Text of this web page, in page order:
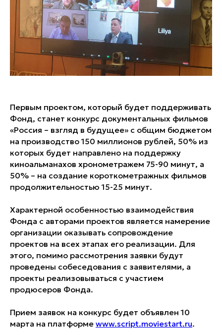
Первым проектом, который будет поддерживать
Фонд, станет конкурс документальных фильмов
«Россия – взгляд в будущее» с общим бюджетом
на производство 150 миллионов рублей, 50% из
которых будет направлено на поддержку
киноальманахов хронометражем 75-90 минут, а
50% – на создание короткометражных фильмов
продолжительностью 15-25 минут.
Характерной особенностью взаимодействия
Фонда с авторами проектов является намерение
организации оказывать сопровождение
проектов на всех этапах его реализации. Для
этого, помимо рассмотрения заявки будут
проведены собеседования с заявителями, а
проекты реализовываться с участием
продюсеров Фонда.
Прием заявок на конкурс будет объявлен 10
марта на платформе www.script.moviestart.ru.